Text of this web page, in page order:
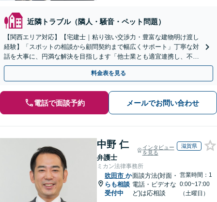
近隣トラブル（隣人・騒音・ペット問題）
【関西エリア対応】【宅建士｜粘り強い交渉力・豊富な建物明け渡し
経験】「スポットの相談から顧問契約まで幅広くサポート」丁寧な対
話を大事に、円満な解決を目指します「他士業とも適宜連携し、不動
産経営者さまに法的観点から戦略的なアドバイスを提供」
料金表を見る
電話で面談予約 メールでお問い合わせ
中野 仁
弁護士
インタビュー
を見る
滋賀県
ミカン法律事務所
吹田市 か
らも相談
受付中
面談方法(対面・
電話・ビデオな
ど)は応相談
営業時間：1
0:00~17:00
（土曜日）